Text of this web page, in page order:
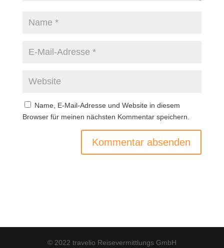
Name, E-Mail-Adresse und Website in diesem
Browser für meinen nächsten Kommentar speichern.
© 2022 travelio Reisevermittlungs GmbH